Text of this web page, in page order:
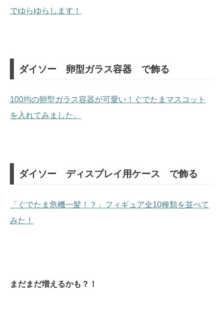
でゆらゆらします！
ダイソー 卵型ガラス容器 で飾る
100均の卵型ガラス容器が可愛い！ぐでたまマスコット
を入れてみました。
ダイソー ディスプレイ用ケース で飾る
「ぐでたま危機一髪！？」フィギュア全10種類を並べて
みた！
まだまだ増えるかも？！